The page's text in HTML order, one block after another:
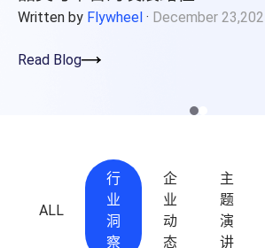
内容优化
目录维护
产品页面内容
ALL
行
业
洞
察
企
业
动
态
主
题
演
讲